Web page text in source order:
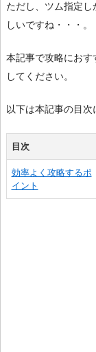
ただし、ツム指定
しいですね・・・。
本記事で攻略にお
してください。
以下は本記事の目次
目次
効率よく攻略するポ
イント